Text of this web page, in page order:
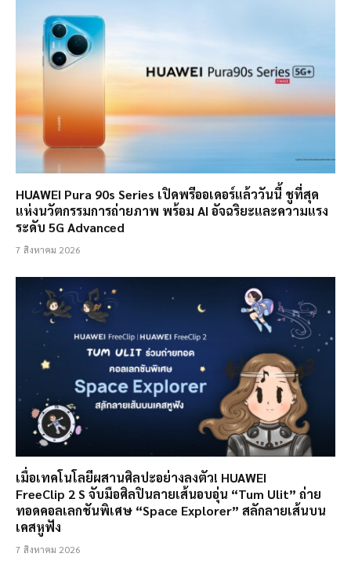
HUAWEI Pura 90s Series เปิดพรีออเดอร์แล้ววันนี้ ชูที่สุด
แห่งนวัตกรรมการถ่ายภาพ พร้อม AI อัจฉริยะและความแรง
ระดับ 5G Advanced
7 สิงหาคม 2026
เมื่อเทคโนโลยีผสานศิลปะอย่างลงตัว! HUAWEI
FreeClip 2 S จับมือศิลปินลายเส้นอบอุ่น “Tum Ulit” ถ่าย
ทอดคอลเลกชันพิเศษ “Space Explorer” สลักลายเส้นบน
เคสหูฟัง
7 สิงหาคม 2026